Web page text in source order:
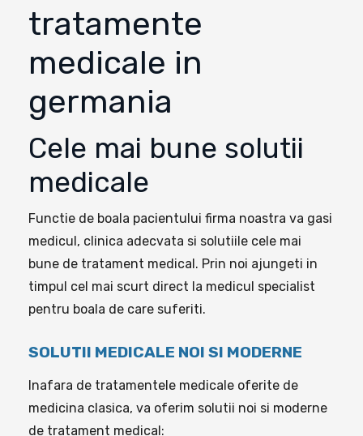
tratamente
medicale in
germania
Cele mai bune solutii
medicale
Functie de boala pacientului firma noastra va gasi
medicul, clinica adecvata si solutiile cele mai
bune de tratament medical. Prin noi ajungeti in
timpul cel mai scurt direct la medicul specialist
pentru boala de care suferiti.
SOLUTII MEDICALE NOI SI MODERNE
Inafara de tratamentele medicale oferite de
medicina clasica, va oferim solutii noi si moderne
de tratament medical: